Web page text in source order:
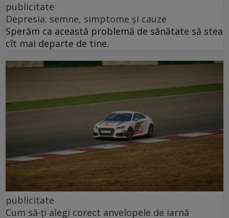
publicitate
Depresia: semne, simptome și cauze
Sperăm ca această problemă de sănătate să stea
cît mai departe de tine.
publicitate
Cum să-ți alegi corect anvelopele de iarnă